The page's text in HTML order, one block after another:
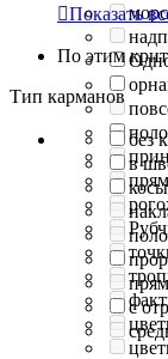
Показать
По этим
Тип карманов
без
в
с